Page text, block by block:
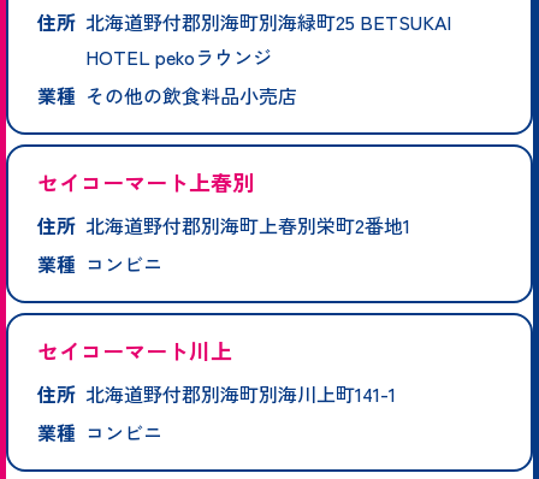
住所 北海道野付郡別海町別海緑町25 BETSUKAI
HOTEL pekoラウンジ
業種 その他の飲食料品小売店
セイコーマート上春別
住所 北海道野付郡別海町上春別栄町2番地1
業種 コンビニ
セイコーマート川上
住所 北海道野付郡別海町別海川上町141-1
業種 コンビニ